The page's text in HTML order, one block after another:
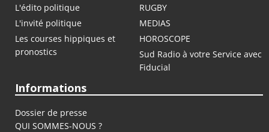
L'édito politique
RUGBY
L'invité politique
MEDIAS
Les courses hippiques et
pronostics
HOROSCOPE
Sud Radio à votre Service avec
Fiducial
Informations
Dossier de presse
QUI SOMMES-NOUS ?